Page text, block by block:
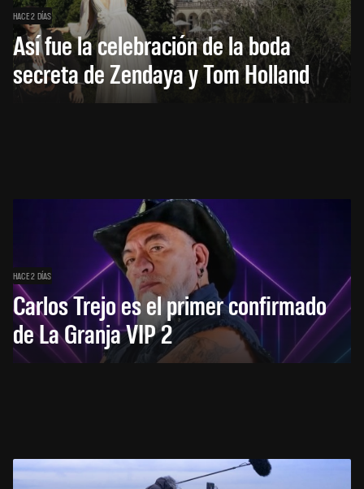
HACE 2 DÍAS
Así fue la celebración de la boda
secreta de Zendaya y Tom Holland
HACE 2 DÍAS
Carlos Trejo es el primer confirmado
de La Granja VIP 2